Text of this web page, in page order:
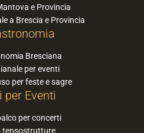
e Provincia
a Brescia e Provincia
Bresciana
per eventi
per feste e sagre
per Eventi
per concerti
tensostrutture